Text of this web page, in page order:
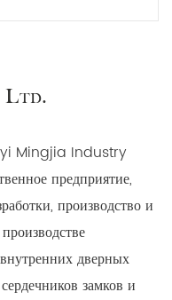
Ltd.
Mingjia Industry
предприятие,
производство и
дверных
замков и